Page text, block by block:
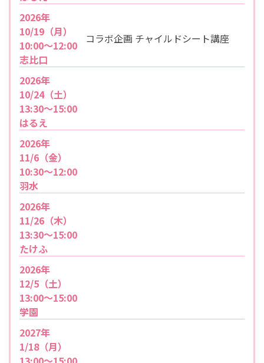
2026年
10/19（月）
10:00～12:00
志比口
コラボ企画 チャイルドシート講座
2026年
10/24（土）
13:30～15:00
はるえ
2026年
11/6（金）
10:30～12:00
羽水
2026年
11/26（木）
13:30～15:00
たけふ
2026年
12/5（土）
13:00～15:00
学園
2027年
1/18（月）